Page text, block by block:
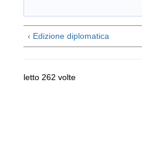
‹ Edizione diplomatica
letto 262 volte